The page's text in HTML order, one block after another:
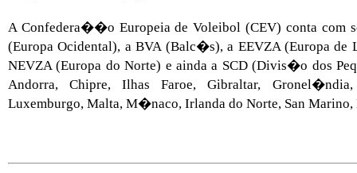
A Confedera��o Europeia de Voleibol (CEV) conta com
(Europa Ocidental), a BVA (Balc�s), a EEVZA (Europa de
NEVZA (Europa do Norte) e ainda a SCD (Divis�o dos
Andorra, Chipre, Ilhas Faroe, Gibraltar,
Luxemburgo, Malta, M�naco, Irlanda do Norte, San